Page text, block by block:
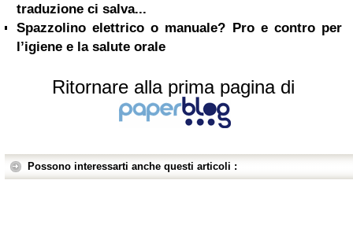
traduzione ci salva...
Spazzolino elettrico o manuale? Pro e contro per
l’igiene e la salute orale
Ritornare alla prima pagina di
Possono interessarti anche questi articoli :